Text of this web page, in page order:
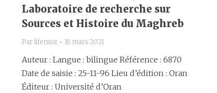
Laboratoire de recherche sur
Sources et Histoire du Maghreb
Par lifemoz 16 mars 2021
Auteur : Langue : bilingue Référence : 6870
Date de saisie : 25-11-96 Lieu d’édition : Oran
Éditeur : Université d’Oran